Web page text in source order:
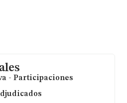
- Participaciones